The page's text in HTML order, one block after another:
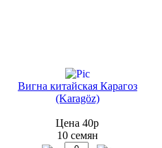
Вигна китайская Карагоз
(Karagöz)
Цена 40р
10 семян